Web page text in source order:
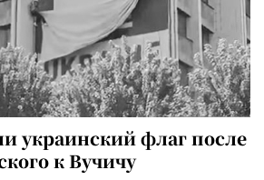
украинский флаг после
к Вучичу